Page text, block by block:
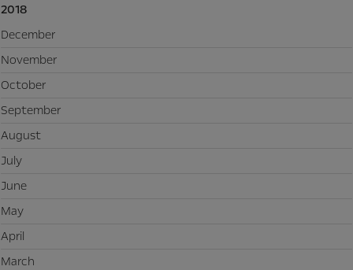
2018
December
November
October
September
August
July
June
May
April
March